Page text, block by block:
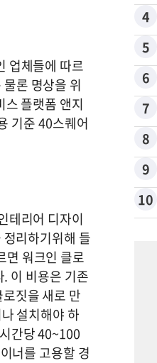
업체들에 따르
론 명상을 위
플랫폼 앤지
기준 40스퀘어
테리어 디자이
리하기위해 들
면 워크인 클로
이 비용은 기존
짓을 새로 만
설치해야 하
간당 40~100
너를 고용할 경
4
5
6
7
8
9
10